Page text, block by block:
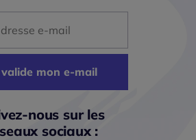
valide mon e-mail
nous sur les
sociaux :